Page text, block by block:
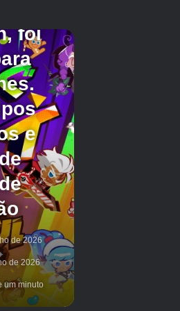
são usados ​​para
principal quando você
vez, junto com a
deTalentos
fundamental do jogo,
vantagens únicas na
diferentes itens
para o progresso no